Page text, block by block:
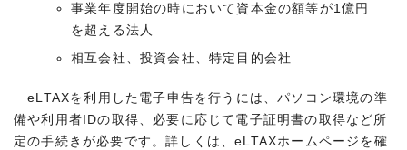
事業年度開始の時において資本金の額等が1億円
を超える法人
相互会社、投資会社、特定目的会社
eLTAXを利用した電子申告を行うには、パソコン環境の準
備や利用者IDの取得、必要に応じて電子証明書の取得など所
定の手続きが必要です。詳しくは、eLTAXホームページを確